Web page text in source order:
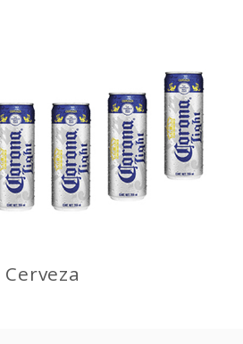
Cerveza